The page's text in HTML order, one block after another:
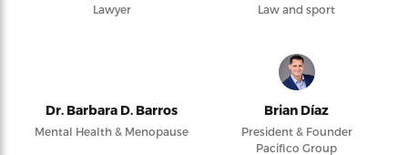
Lawyer Law and sport
Dr. Barbara D. Barros
Mental Health & Menopause
Brian Díaz
President & Founder
Pacifico Group